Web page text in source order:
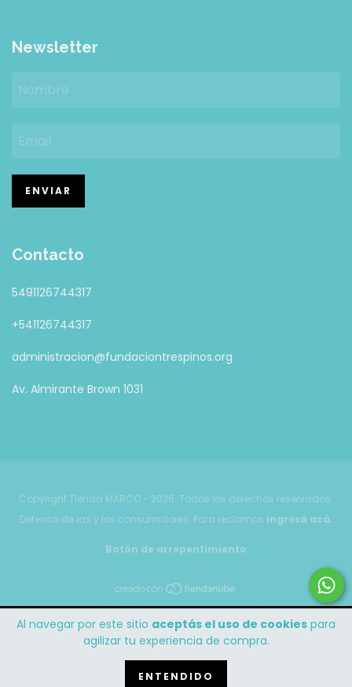
Al navegar por este sitio aceptás el uso de cookies para
agilizar tu experiencia de compra.
ENTENDIDO
Newsletter
Contacto
5491126744317
+541126744317
administracion@fundaciontrespinos.org
Av. Almirante Brown 1031
Copyright Tienda MARCO - 2026. Todos los derechos reservados.
Defensa de las y los consumidores. Para reclamos ingresá acá.
Botón de arrepentimiento